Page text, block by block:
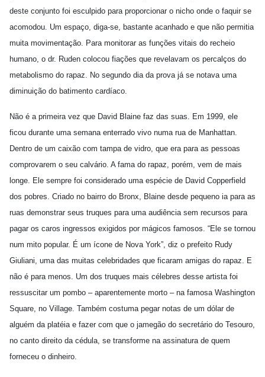
deste conjunto foi esculpido para proporcionar o nicho onde o faquir se
acomodou. Um espaço, diga-se, bastante acanhado e que não permitia
muita movimentação. Para monitorar as funções vitais do recheio
humano, o dr. Ruden colocou fiações que revelavam os percalços do
metabolismo do rapaz. No segundo dia da prova já se notava uma
diminuição do batimento cardíaco.
Não é a primeira vez que David Blaine faz das suas. Em 1999, ele
ficou durante uma semana enterrado vivo numa rua de Manhattan.
Dentro de um caixão com tampa de vidro, que era para as pessoas
comprovarem o seu calvário. A fama do rapaz, porém, vem de mais
longe. Ele sempre foi considerado uma espécie de David Copperfield
dos pobres. Criado no bairro do Bronx, Blaine desde pequeno ia para as
ruas demonstrar seus truques para uma audiência sem recursos para
pagar os caros ingressos exigidos por mágicos famosos. “Ele se tornou
num mito popular. É um ícone de Nova York”, diz o prefeito Rudy
Giuliani, uma das muitas celebridades que ficaram amigas do rapaz. E
não é para menos. Um dos truques mais célebres desse artista foi
ressuscitar um pombo – aparentemente morto – na famosa Washington
Square, no Village. Também costuma pegar notas de um dólar de
alguém da platéia e fazer com que o jamegão do secretário do Tesouro,
no canto direito da cédula, se transforme na assinatura de quem
forneceu o dinheiro.